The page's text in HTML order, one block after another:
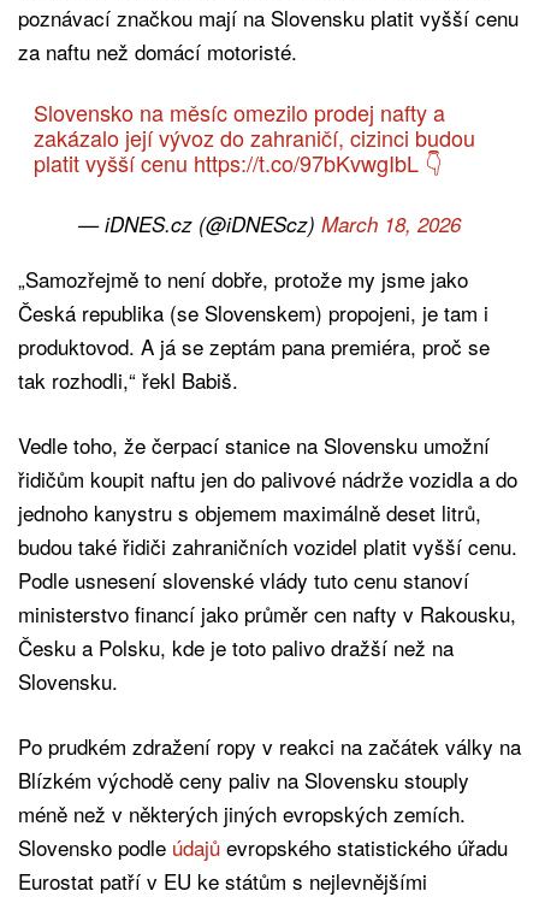
poznávací značkou mají na Slovensku platit vyšší cenu
za naftu než domácí motoristé.
Slovensko na měsíc omezilo prodej nafty a
zakázalo její vývoz do zahraničí, cizinci budou
platit vyšší cenu https://t.co/97bKvwgIbL👇
— iDNES.cz (@iDNEScz) March 18, 2026
„Samozřejmě to není dobře, protože my jsme jako
Česká republika (se Slovenskem) propojeni, je tam i
produktovod. A já se zeptám pana premiéra, proč se
tak rozhodli,“ řekl Babiš.
Vedle toho, že čerpací stanice na Slovensku umožní
řidičům koupit naftu jen do palivové nádrže vozidla a do
jednoho kanystru s objemem maximálně deset litrů,
budou také řidiči zahraničních vozidel platit vyšší cenu.
Podle usnesení slovenské vlády tuto cenu stanoví
ministerstvo financí jako průměr cen nafty v Rakousku,
Česku a Polsku, kde je toto palivo dražší než na
Slovensku.
Po prudkém zdražení ropy v reakci na začátek války na
Blízkém východě ceny paliv na Slovensku stouply
méně než v některých jiných evropských zemích.
Slovensko podle údajů evropského statistického úřadu
Eurostat patří v EU ke státům s nejlevnějšími